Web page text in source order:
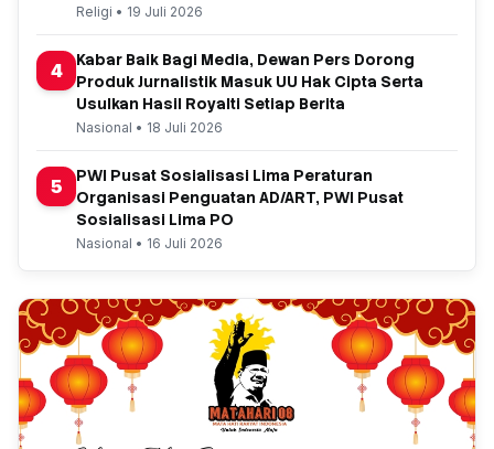
Religi • 19 Juli 2026
4
Kabar Baik Bagi Media, Dewan Pers Dorong
Produk Jurnalistik Masuk UU Hak Cipta Serta
Usulkan Hasil Royalti Setiap Berita
Nasional • 18 Juli 2026
5
PWI Pusat Sosialisasi Lima Peraturan
Organisasi Penguatan AD/ART, PWI Pusat
Sosialisasi Lima PO
Nasional • 16 Juli 2026